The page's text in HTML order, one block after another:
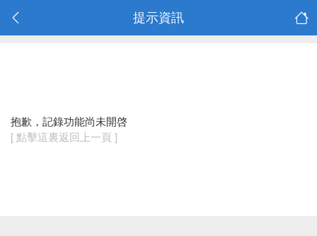
提示資訊
抱歉，記錄功能尚未開啓
[ 點擊這裏返回上一頁 ]